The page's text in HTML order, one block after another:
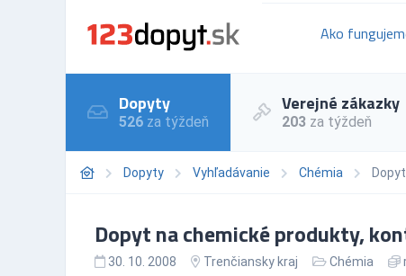
Ako
Dopyty
526 za týždeň
Verejné zákazky
203 za týždeň
Dopyty Vyhľadávanie Chémia
Dopyt na chemické produkty,
30. 10. 2008 Trenčiansky kraj Chémia